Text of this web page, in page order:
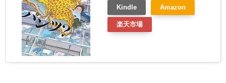
Kindle Amazon
楽天市場